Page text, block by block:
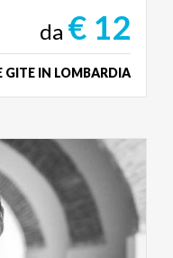
da € 12
GITE IN LOMBARDIA